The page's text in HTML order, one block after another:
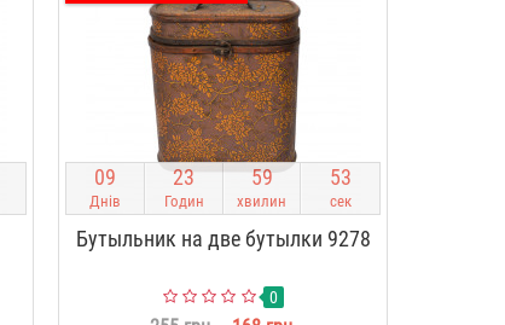
09
Днів
23
Годин
59
хвилин
52
сек
Бутыльник на две бутылки 9278
0